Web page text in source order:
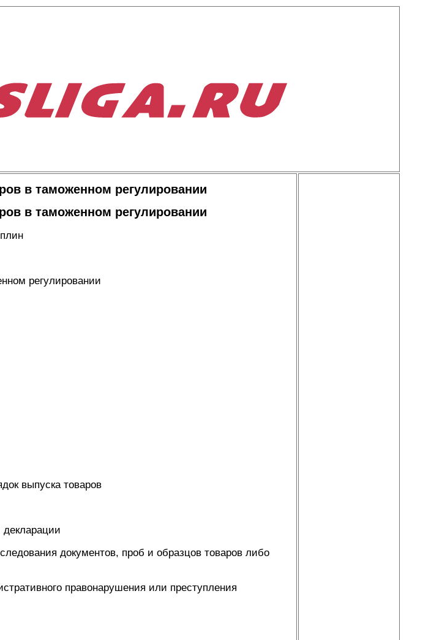
в таможенном регулировании
в таможенном регулировании
регулировании
выпуска товаров
документов, проб и образцов товаров либо
правонарушения или преступления